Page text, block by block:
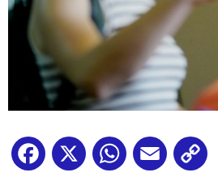
Facebook
X WhatsApp
Email